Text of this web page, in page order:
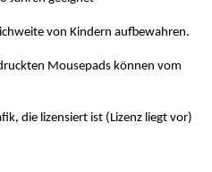
von Kindern aufbewahren.
Mousepads können vom
die lizensiert ist (Lizenz liegt vor)